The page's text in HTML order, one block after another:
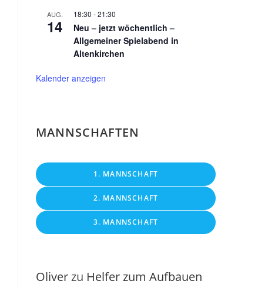
AUG.
14
18:30 -21:30
Neu – jetzt wöchentlich –
Allgemeiner Spielabend in
Altenkirchen
Kalender anzeigen
MANNSCHAFTEN
1. MANNSCHAFT
2. MANNSCHAFT
3. MANNSCHAFT
Oliverzu Helfer zum Aufbauen